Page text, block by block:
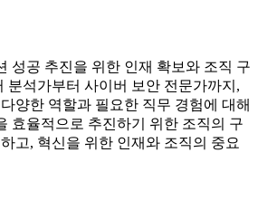
성공 추진을 위한 인재 확보와 조직 구
분석가부터 사이버 보안 전문가까지,
양한 역할과 필요한 직무 경험에 대해
효율적으로 추진하기 위한 조직의 구
고, 혁신을 위한 인재와 조직의 중요